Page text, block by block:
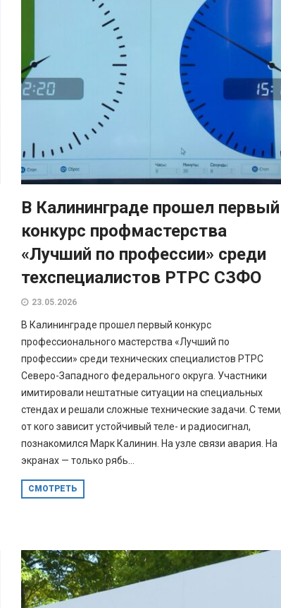
В Калининграде прошел первый
конкурс профмастерства
«Лучший по профессии» среди
техспециалистов РТРС СЗФО
23.05.2026
В Калининграде прошел первый конкурс
профессионального мастерства «Лучший по
профессии» среди технических специалистов РТРС
Северо-Западного федерального округа. Участники
имитировали нештатные ситуации на специальных
стендах и решали сложные технические задачи. С теми,
от кого зависит устойчивый теле- и радиосигнал,
познакомился Марк Калинин. На узле связи авария. На
экранах — только рябь...
СМОТРЕТЬ